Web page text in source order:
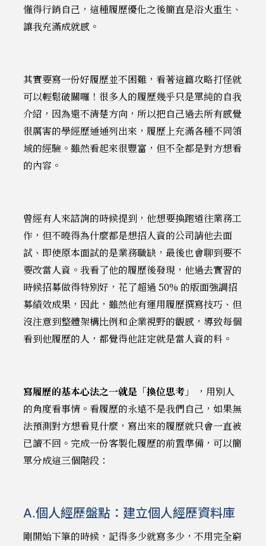
懂得行銷自己，這種履歷優化之後簡直是浴火重生、
讓我充滿成就感。
其實要寫一份好履歷並不困難，看著這篇攻略打怪就
可以輕鬆破關囉！很多人的履歷幾乎只是單純的自我
介紹，因為還不清楚方向，所以把自己過去所有感覺
很厲害的學經歷通通列出來，履歷上充滿各種不同領
域的經驗。雖然看起來很豐富，但不全都是對方想看
的內容。
曾經有人來諮詢的時候提到，他想要換跑道往業務工
作，但不曉得為什麼都是想招人資的公司請他去面
試、即使原本面試的是業務職缺，最後也會聊到要不
要改當人資。我看了他的履歷後發現，他過去實習的
時候招募做得特別好，花了超過 50% 的版面強調招
募績效成果，因此，雖然他有運用履歷撰寫技巧、但
沒注意到整體架構比例和企業視野的觀感，導致每個
看到他履歷的人，都覺得他註定就是當人資的料。
寫履歷的基本心法之一就是「換位思考」
，用別人
的角度看事情。看履歷的永遠不是我們自己，如果無
法預測對方想看見什麼，寫出來的履歷就只會一直被
已讀不回。完成一份客製化履歷的前置準備，可以簡
單分成這三個階段：
A.個人經歷盤點：建立個人經歷資料庫
剛開始下筆的時候，記得多少就寫多少，不用完全窮